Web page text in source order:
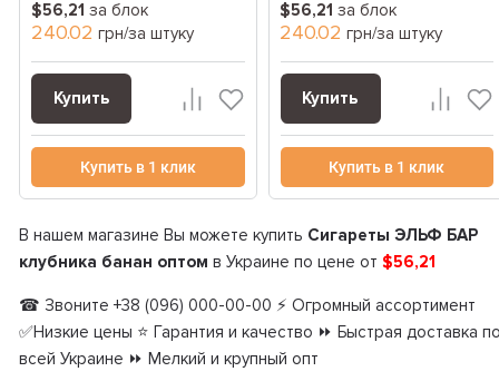
$56,21 за блок
240.02 грн/за штуку
Купить
Купить в 1 клик
$56,21 за блок
240.02 грн/за штуку
Купить
Купить в 1 клик
В нашем магазине Вы можете купить Сигареты ЭЛЬФ БАР
клубника банан оптом в Украине по цене от $56,21
☎ Звоните +38 (096) 000-00-00 ⚡ Огромный ассортимент
✅Низкие цены ⭐ Гарантия и качество ⏩ Быстрая доставка
всей Украине ⏩ Мелкий и крупный опт